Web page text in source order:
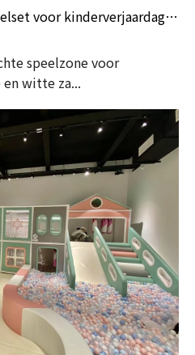
Roze en witte zachte speelset voor kinderverjaardagsfeestjes en verhuurbedrijven
speelzone voor
witte za...